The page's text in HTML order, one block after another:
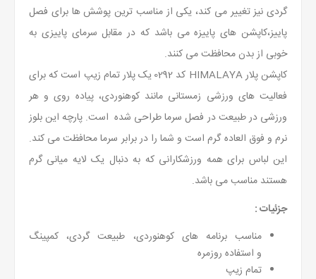
گردی نیز تغییر می کند، یکی از مناسب ترین پوشش ها برای فصل
پاییز،کاپشن های پاییزه می باشد که در مقابل سرمای پاییزی به
خوبی از بدن محافظت می کنند.
کاپشن پلار HIMALAYA کد 0292
یک پلار تمام زیپ است که برای
فعالیت های ورزشی زمستانی مانند کوهنوردی، پیاده روی و هر
ورزشی در طبیعت در فصل سرما طراحی شده است. پارچه این بلوز
نرم و فوق العاده گرم است و شما را در برابر سرما محافظت می کند.
این لباس برای همه ورزشکارانی که به دنبال یک لایه میانی گرم
هستند مناسب می باشد.
جزئیات :
مناسب برنامه های کوهنوردی، طبیعت گردی، کمپینگ
و استفاده روزمره
تمام زیپ